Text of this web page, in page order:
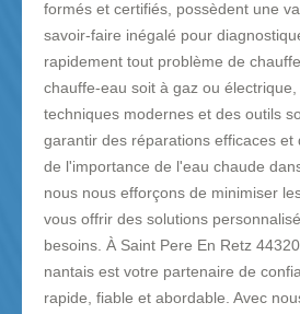
formés et certifiés, possèdent une
savoir-faire inégalé pour
rapidement tout problème de
chauffe-eau soit à gaz ou
techniques modernes et des outils
garantir des réparations efficaces et
de l'importance de l'eau chaude
nous nous efforçons de minimiser
vous offrir des solutions
besoins. À Saint Pere En Retz
nantais est votre partenaire de
rapide, fiable et abordable. Avec